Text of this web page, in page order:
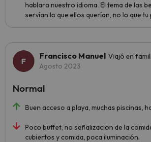
hablara nuestro idioma. El tema de las
servían lo que ellos querían, no lo que tu
Francisco Manuel Viajó en
Agosto 2023
Buen acceso a playa, muchas piscinas,
Poco buffet, no señalizacion de la
cubiertos y comida, poca iluminación.
Normal